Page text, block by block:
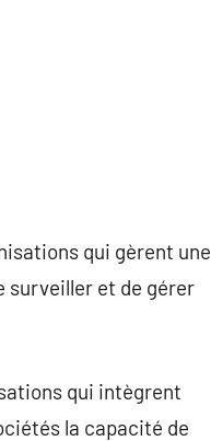
qui gèrent une
surveiller et de gérer
qui intègrent
la capacité de